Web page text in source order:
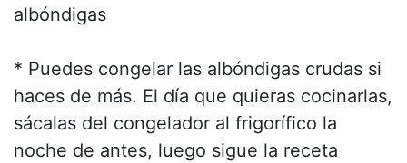
albóndigas
* Puedes congelar las albóndigas crudas si
haces de más. El día que quieras cocinarlas,
sácalas del congelador al frigorífico la
noche de antes, luego sigue la receta